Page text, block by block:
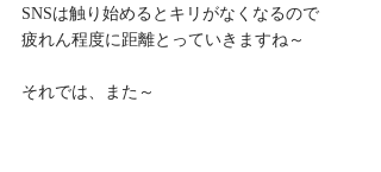
SNSは触り始めるとキリがなくなるので
疲れん程度に距離とっていきますね～
それでは、また～